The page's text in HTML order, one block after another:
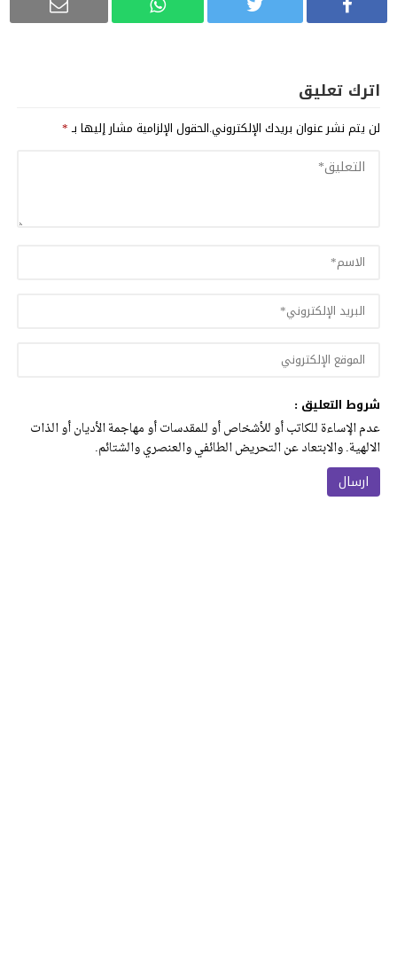
اترك تعليق
لن يتم نشر عنوان بريدك الإلكتروني.الحقول الإلزامية مشار إليها بـ*
شروط التعليق :
عدم الإساءة للكاتب أو للأشخاص أو للمقدسات أو مهاجمة الأديان أو الذات
الالهية. والابتعاد عن التحريض الطائفي والعنصري والشتائم.